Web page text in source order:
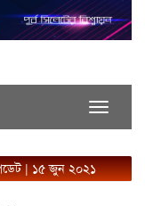
Toggle
| ১৫ জুন ২০২১